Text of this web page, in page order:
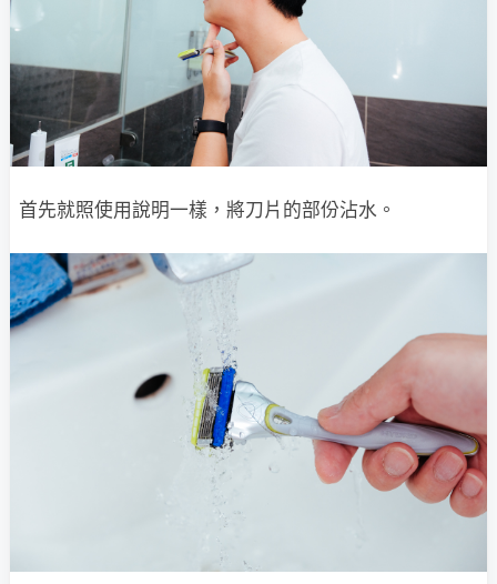
首先就照使用說明一樣，將刀片的部份沾水。